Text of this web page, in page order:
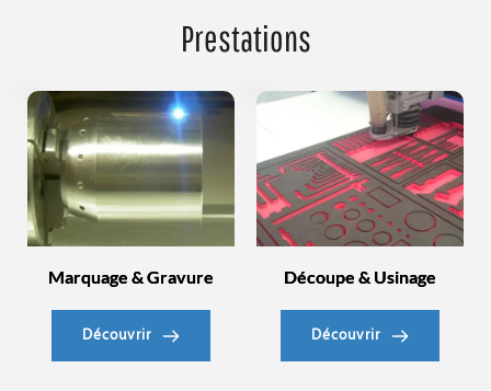
Prestations
Marquage & Gravure
Découvrir
Découpe & Usinage
Découvrir